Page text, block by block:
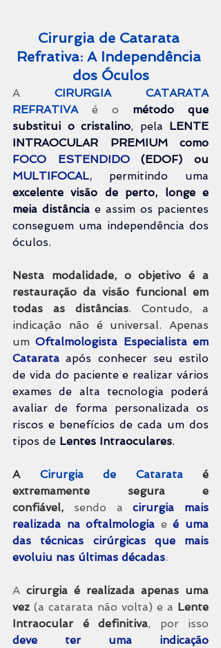
Cirurgia de Catarata
Refrativa: A Independência
dos Óculos
A CIRURGIA CATARATA
REFRATIVA
é o método que
substitui o cristalino, pela LENTE
FOCO ESTENDIDO
MULTIFOCAL,
excelente visão de perto, longe e
meia distância e assim os pacientes
conseguem uma independência dos
óculos.
Nesta modalidade, o objetivo é a
restauração da visão funcional em
todas as distâncias. Contudo, a
indicação não é universal. Apenas
um Oftalmologista Especialista em
Catarata após conhecer seu estilo
de vida do paciente e realizar vários
exames de alta tecnologia poderá
avaliar de forma personalizada os
riscos e benefícios de cada um dos
tipos de Lentes Intraoculares.
A Cirurgia de Catarata é
extremamente segura e
confiável, sendo a cirurgia mais
realizada na oftalmologia e é uma
das técnicas cirúrgicas que mais
evoluiu nas últimas décadas.
A cirurgia é realizada apenas uma
vez (a catarata não volta) e a Lente
Intraocular é definitiva
deve ter uma indicação